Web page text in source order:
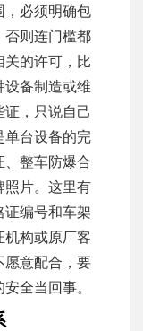
，必须明确包
否则连门槛都
关的许可，比
设备制造或维
，只说自己
单台设备的完
、整车防爆合
照片。这里有
证编号和车架
机构或原厂客
愿意配合，要
全当回事。